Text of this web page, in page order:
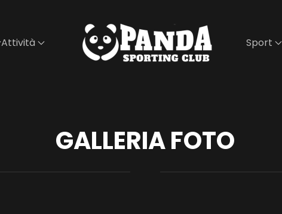
Attività Sport
GALLERIA FOTO